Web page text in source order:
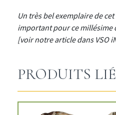
Un très bel exemplaire de
important pour ce millésime
[voir notre article dans VSO
PRODUITS